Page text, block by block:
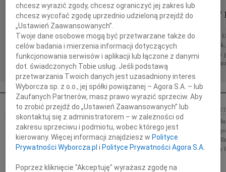
06.08.2026OLSZTYN
Sylwii Kramkowskiej wraz z Rodziną wyrazy
głębokiego współczucia z powodu śmierci Mamy
składają Zarząd i Pracownicy ERGO Hestii
WIESŁAW
Wiesław Pietkun
się w
złożone zostały
szanty na
08.10.2019OLSZTYN
Panu Gustawowi Markowi Brzezinowi Marszałkowi
Województwa Warmińsko - Mazurskiego wyrazy
głębokiego współczucia z powodu śmierci Brata
składa w imieniu samorządu...
27.09.2019
Prezesowi
wyrazy
powodu śmierci
współpracownicy
chcesz wyrazić zgody, chcesz ograniczyć jej zakres lub
chcesz wycofać zgodę uprzednio udzieloną przejdź do
„Ustawień Zaawansowanych”.
Twoje dane osobowe mogą być przetwarzane także do
celów badania i mierzenia informacji dotyczących
funkcjonowania serwisów i aplikacji lub łączone z danymi
dot. świadczonych Tobie usług. Jeśli podstawą
przetwarzania Twoich danych jest uzasadniony interes
Wyborcza sp. z o.o., jej spółki powiązanej – Agora S.A. – lub
Zaufanych Partnerów, masz prawo wyrazić sprzeciw. Aby
to zrobić przejdź do „Ustawień Zaawansowanych” lub
skontaktuj się z administratorem – w zależności od
zakresu sprzeciwu i podmiotu, wobec którego jest
kierowany. Więcej informacji znajdziesz w Polityce
Prywatności Wyborcza.pl i Polityce Prywatności Agora S.A.
Poprzez kliknięcie "Akceptuję" wyrażasz zgodę na